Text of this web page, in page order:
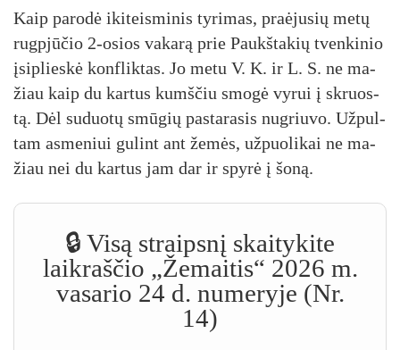
Kaip pa­ro­dė iki­teis­mi­nis ty­ri­mas, praė­ju­sių me­tų
rugp­jū­čio 2-osios va­ka­rą prie Paukš­ta­kių tven­ki­nio
įsi­plies­kė konf­lik­tas. Jo me­tu V. K. ir L. S. ne ma­
žiau kaip du kar­tus kumš­čiu smo­gė vy­rui į skruos­
tą. Dėl su­duo­tų smū­gių pa­sta­ra­sis nu­griu­vo. Už­pul­
tam as­me­niui gu­lint ant že­mės, už­puo­li­kai ne ma­
žiau nei du kar­tus jam dar ir spy­rė į šo­ną.
🔒 Visą straipsnį skaitykite
laikraščio „Žemaitis“ 2026 m.
vasario 24 d. numeryje (Nr.
14)